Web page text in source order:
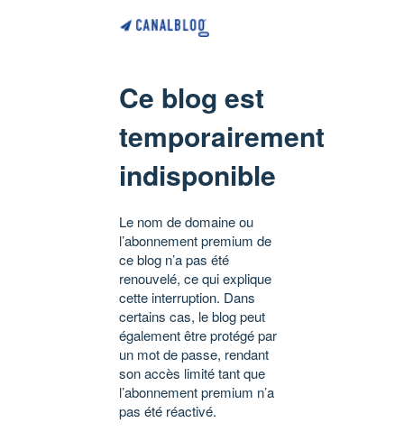
Ce blog est
temporairement
indisponible
Le nom de domaine ou
l’abonnement premium de
ce blog n’a pas été
renouvelé, ce qui explique
cette interruption. Dans
certains cas, le blog peut
également être protégé par
un mot de passe, rendant
son accès limité tant que
l’abonnement premium n’a
pas été réactivé.